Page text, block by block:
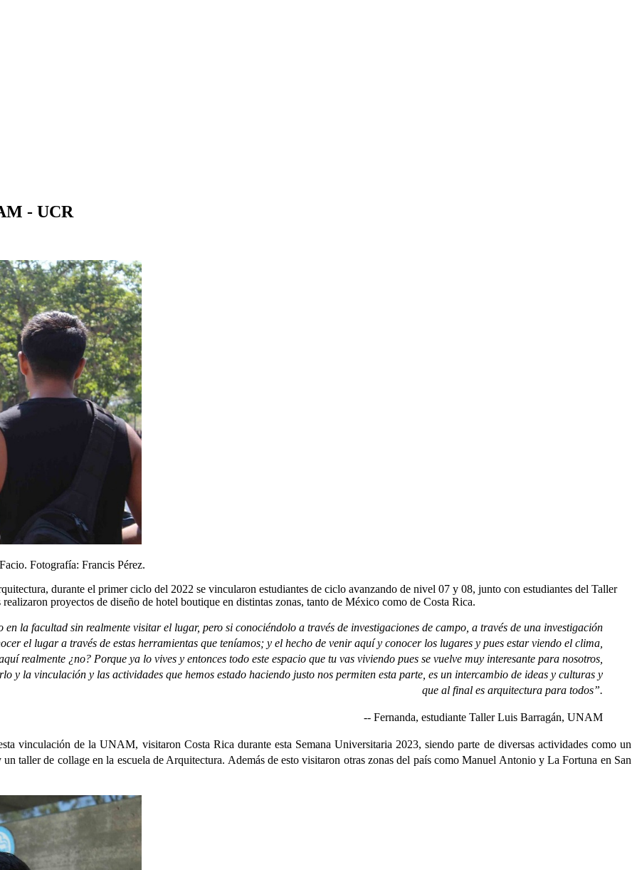
- UCR
Fotografía: Francis Pérez.
durante el primer ciclo del 2022 se vincularon estudiantes de ciclo avanzando de nivel 07 y 08, junto con estudiantes del Taller
proyectos de diseño de hotel boutique en distintas zonas, tanto de México como de Costa Rica.
la facultad sin realmente visitar el lugar, pero si conociéndolo a través de investigaciones de campo, a través de una investigación
el lugar a través de estas herramientas que teníamos; y el hecho de venir aquí y conocer los lugares y pues estar viendo el clima,
realmente ¿no? Porque ya lo vives y entonces todo este espacio que tu vas viviendo pues se vuelve muy interesante para nosotros,
y la vinculación y las actividades que hemos estado haciendo justo nos permiten esta parte, es un intercambio de ideas y culturas y
que al final es arquitectura para todos”.
-- Fernanda, estudiante Taller Luis Barragán, UNAM
vinculación de la UNAM, visitaron Costa Rica durante esta Semana Universitaria 2023, siendo parte de diversas actividades como un
taller de collage en la escuela de Arquitectura. Además de esto visitaron otras zonas del país como Manuel Antonio y La Fortuna en San